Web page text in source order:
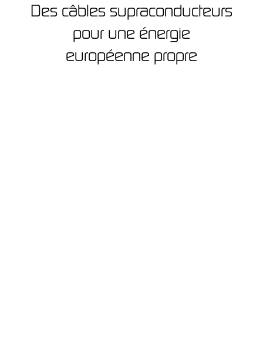
Des câbles supraconducteurs
pour une énergie
européenne propre